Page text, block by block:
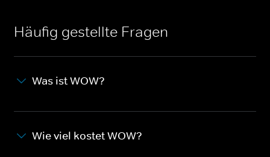
Häufig gestellte Fragen
Was ist WOW?
Wie viel kostet WOW?